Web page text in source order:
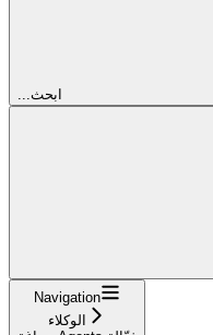
...ابحث
Navigation
الوكلاء